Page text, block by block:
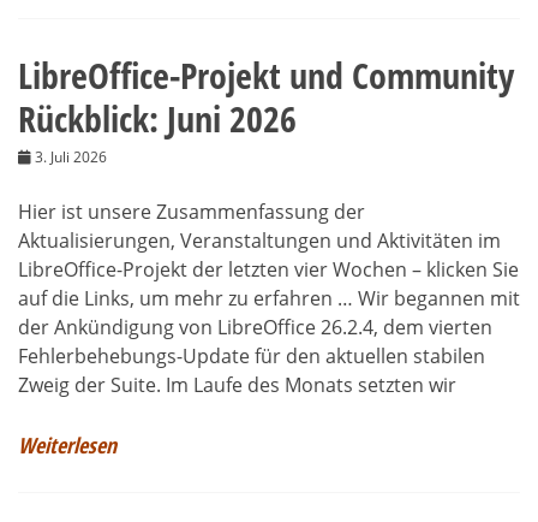
LibreOffice-Projekt und Community
Rückblick: Juni 2026
3. Juli 2026
Hier ist unsere Zusammenfassung der
Aktualisierungen, Veranstaltungen und Aktivitäten im
LibreOffice-Projekt der letzten vier Wochen – klicken Sie
auf die Links, um mehr zu erfahren … Wir begannen mit
der Ankündigung von LibreOffice 26.2.4, dem vierten
Fehlerbehebungs-Update für den aktuellen stabilen
Zweig der Suite. Im Laufe des Monats setzten wir
Weiterlesen